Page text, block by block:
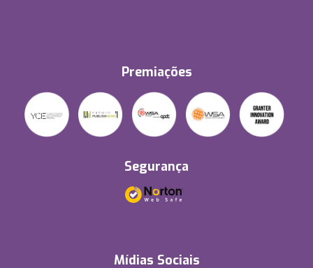
Premiações
Segurança
Mídias Sociais